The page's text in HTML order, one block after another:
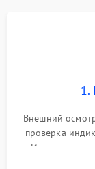
1.
Внешний
проверка
Измерение
реакции